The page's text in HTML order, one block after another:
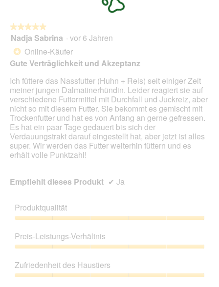
★★★★★
★★★★★
5
Sternen.
Nadja Sabrina · vor 6 Jahren
* Online-Käufer
Gute Verträglichkeit und Akzeptanz
Ich füttere das Nassfutter (Huhn + Reis) seit einiger Zeit
meiner jungen Dalmatinerhündin. Leider reagiert sie auf
verschiedene Futtermittel mit Durchfall und Juckreiz, aber
nicht so mit diesem Futter. Sie bekommt es gemischt mit
Trockenfutter und hat es von Anfang an gerne gefressen.
Es hat ein paar Tage gedauert bis sich der
Verdauungstrakt darauf eingestellt hat, aber jetzt ist alles
super. Wir werden das Futter weiterhin füttern und es
erhält volle Punktzahl!
Empfiehlt dieses Produkt ✔ Ja
Produktqualität
5
von
5
Preis-Leistungs-Verhältnis
Leistungs-
Verhältnis,
5
Zufriedenheit des Haustiers